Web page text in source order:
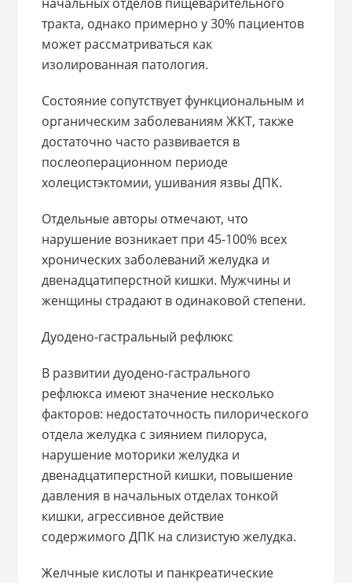
тракта, однако примерно у 30% пациентов
может рассматриваться как
изолированная патология.
Состояние сопутствует функциональным и
органическим заболеваниям ЖКТ, также
достаточно часто развивается в
послеоперационном периоде
холецистэктомии, ушивания язвы ДПК.
Отдельные авторы отмечают, что
нарушение возникает при 45-100% всех
хронических заболеваний желудка и
двенадцатиперстной кишки. Мужчины и
женщины страдают в одинаковой степени.
Дуодено-гастральный рефлюкс
В развитии дуодено-гастрального
рефлюкса имеют значение несколько
факторов: недостаточность пилорического
отдела желудка с зиянием пилоруса,
нарушение моторики желудка и
двенадцатиперстной кишки, повышение
давления в начальных отделах тонкой
кишки, агрессивное действие
содержимого ДПК на слизистую желудка.
Желчные кислоты и панкреатические